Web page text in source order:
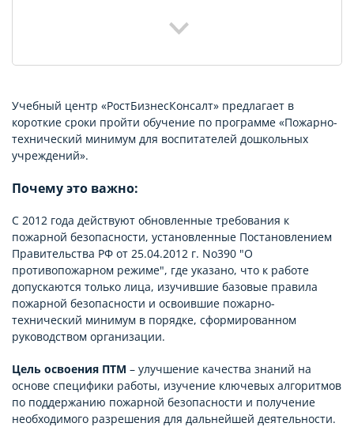
Учебный центр «РостБизнесКонсалт» предлагает в
короткие сроки пройти обучение по программе «Пожарно-
технический минимум для воспитателей дошкольных
учреждений».
Почему это важно:
С 2012 года действуют обновленные требования к
пожарной безопасности, установленные Постановлением
Правительства РФ от 25.04.2012 г. No390 "О
противопожарном режиме", где указано, что к работе
допускаются только лица, изучившие базовые правила
пожарной безопасности и освоившие пожарно-
технический минимум в порядке, сформированном
руководством организации.
Цель освоения ПТМ – улучшение качества знаний на
основе специфики работы, изучение ключевых алгоритмов
по поддержанию пожарной безопасности и получение
необходимого разрешения для дальнейшей деятельности.